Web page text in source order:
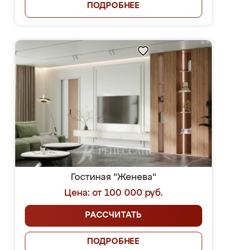
ПОДРОБНЕЕ
Гостиная "Женева"
Цена: от 100 000 руб.
РАССЧИТАТЬ
ПОДРОБНЕЕ